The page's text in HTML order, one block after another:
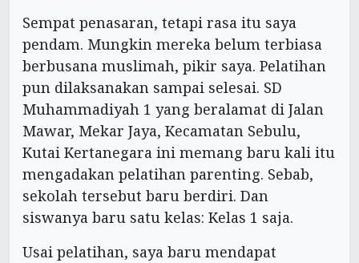
Sempat penasaran, tetapi rasa itu saya
pendam. Mungkin mereka belum terbiasa
berbusana muslimah, pikir saya. Pelatihan
pun dilaksanakan sampai selesai. SD
Muhammadiyah 1 yang beralamat di Jalan
Mawar, Mekar Jaya, Kecamatan Sebulu,
Kutai Kertanegara ini memang baru kali itu
mengadakan pelatihan parenting. Sebab,
sekolah tersebut baru berdiri. Dan
siswanya baru satu kelas: Kelas 1 saja.
Usai pelatihan, saya baru mendapat